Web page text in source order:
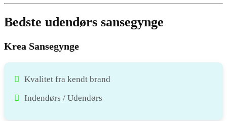
Bedste udendørs sansegynge
Krea Sansegynge
Kvalitet fra kendt brand
Indendørs / Udendørs